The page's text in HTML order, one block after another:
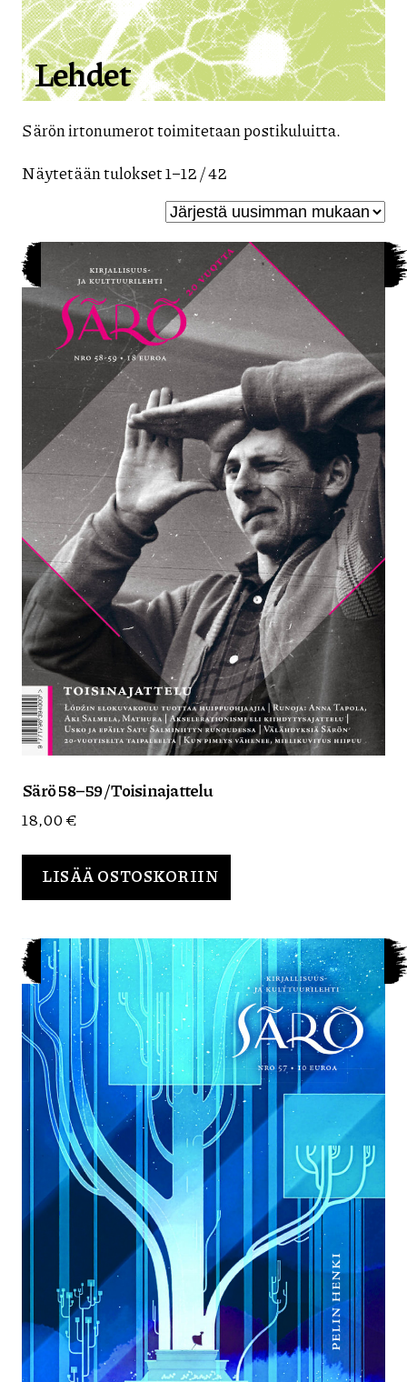
Lehdet
Särön irtonumerot toimitetaan postikuluitta.
Näytetään tulokset 1–12 / 42
by
latest
Särö 58–59 / Toisinajattelu
18,00€
LISÄÄ OSTOSKORIIN